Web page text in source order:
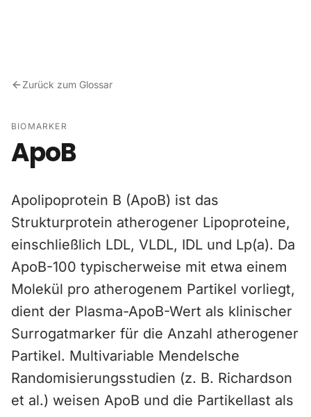
Zurück zum Glossar
BIOMARKER
ApoB
Apolipoprotein B (ApoB) ist das
Strukturprotein atherogener Lipoproteine,
einschließlich LDL, VLDL, IDL und Lp(a). Da
ApoB-100 typischerweise mit etwa einem
Molekül pro atherogenem Partikel vorliegt,
dient der Plasma-ApoB-Wert als klinischer
Surrogatmarker für die Anzahl atherogener
Partikel. Multivariable Mendelsche
Randomisierungsstudien (z. B. Richardson
et al.) weisen ApoB und die Partikellast als